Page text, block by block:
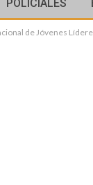
POLICIALES
de Jóvenes